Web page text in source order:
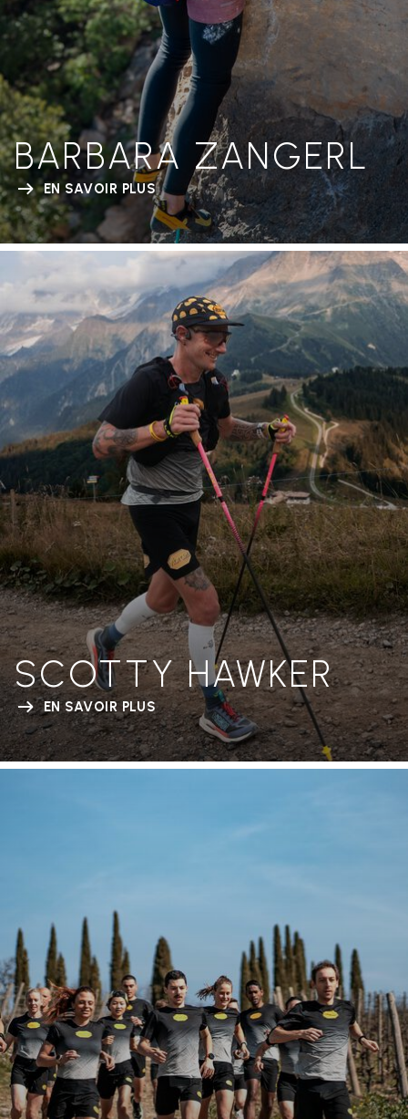
BARBARA ZANGERL
EN SAVOIR PLUS
SCOTTY HAWKER
EN SAVOIR PLUS